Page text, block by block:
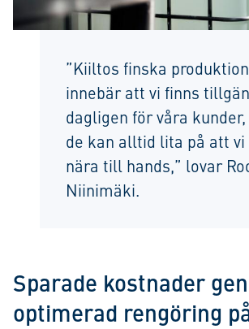
”Kiiltos finska produktion
innebär att vi finns
dagligen för våra kunder,
de kan alltid lita på att vi
nära till hands,” lovar
Niinimäki.
Sparade kostnader
optimerad rengöring